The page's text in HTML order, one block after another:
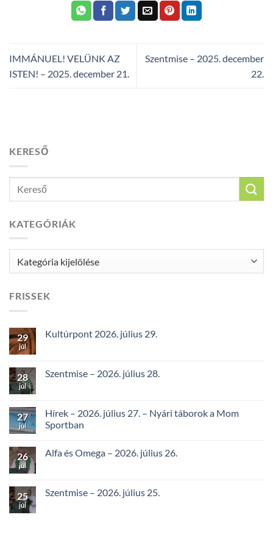
IMMÁNUEL! VELÜNK AZ
ISTEN! – 2025. december 21.
Szentmise – 2025. december
22.
KERESŐ
KATEGÓRIÁK
FRISSEK
29
júl
Kultúrpont 2026. július 29.
28
júl
Szentmise – 2026. július 28.
27
júl
Hírek – 2026. július 27. – Nyári táborok a Mom
Sportban
26
júl
Alfa és Omega – 2026. július 26.
25
júl
Szentmise – 2026. július 25.